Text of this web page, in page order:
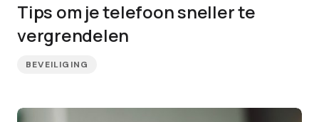
Tips om je telefoon sneller te
vergrendelen
BEVEILIGING